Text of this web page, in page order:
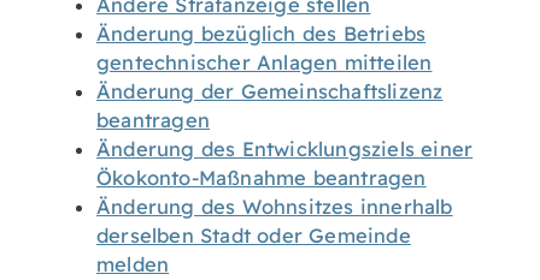
Andere Strafanzeige stellen
Änderung bezüglich des Betriebs
gentechnischer Anlagen mitteilen
Änderung der Gemeinschaftslizenz
beantragen
Änderung des Entwicklungsziels einer
Ökokonto-Maßnahme beantragen
Änderung des Wohnsitzes innerhalb
derselben Stadt oder Gemeinde
melden